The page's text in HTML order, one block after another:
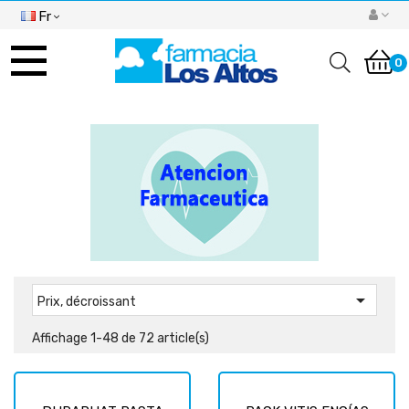
Fr
Basculer
navigation
0
Prix, décroissant 
Affichage 1-48 de 72 article(s)